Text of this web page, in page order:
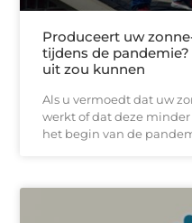
Produceert uw
tijdens de
uit zou kunnen
Als u vermoedt dat uw
werkt of dat deze
het begin van de